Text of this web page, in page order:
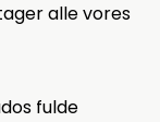
alle vores
fulde